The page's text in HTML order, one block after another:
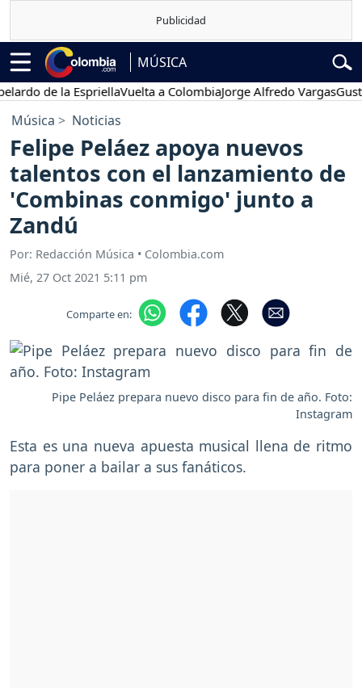
MÚSICA
de la EspriellaVuelta a ColombiaJorge Alfredo VargasGustavo
Música Noticias
Felipe Peláez apoya nuevos
talentos con el lanzamiento de
'Combinas conmigo' junto a
Zandú
Por: Redacción Música • Colombia.com
Mié, 27 Oct 2021 5:11 pm
Comparte en:
Pipe Peláez prepara nuevo disco para fin de año. Foto:
Instagram
Esta es una nueva apuesta musical llena de ritmo
para poner a bailar a sus fanáticos.